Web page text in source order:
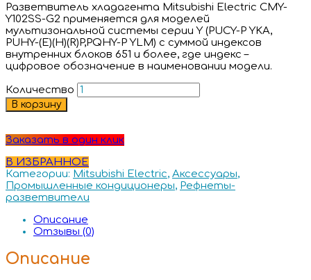
Разветвитель хладагента Mitsubishi Electric CMY-
Y102SS-G2 применяется для моделей
мультизональной системы серии Y (PUCY-P YKA,
PUHY-(E)(H)(R)P,PQHY-P YLM) c суммой индексов
внутренних блоков 651 и более, где индекс –
цифровое обозначение в наименовании модели.
Количество
В корзину
Заказать в один клик
В ИЗБРАННОЕ
Категории: Mitsubishi Electric, Аксессуары,
Промышленные кондиционеры, Рефнеты-
разветвители
Описание
Отзывы (0)
Описание